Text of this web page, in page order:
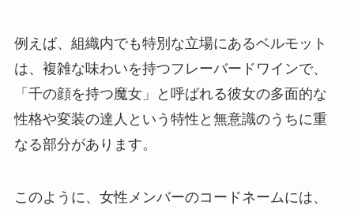
例えば、組織内でも特別な立場にあるベルモット
は、複雑な味わいを持つフレーバードワインで、
「千の顔を持つ魔女」と呼ばれる彼女の多面的な
性格や変装の達人という特性と無意識のうちに重
なる部分があります。
このように、女性メンバーのコードネームには、